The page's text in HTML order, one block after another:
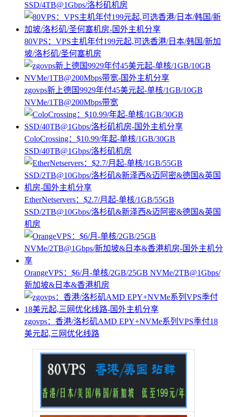
SSD/4TB@1Gbps/洛杉矶机房
80VPS：VPS主机年付199元起,可选香港/日本/韩国/新加
坡/洛杉矶/圣何塞机房
zgovps新上德国9929年付45美元起-单核/1GB/10GB
NVMe/1TB@200Mbps带宽
ColoCrossing：$10.99/年起-单核/1GB/30GB
SSD/40TB@1Gbps/洛杉矶机房
EtherNetservers：$2.7/月起-单核/1GB/55GB
SSD/2TB@10Gbps/洛杉矶&新泽西&迈阿密&德国&英国
机房
OrangeVPS：$6/月-单核/2GB/25GB NVMe/2TB@1Gbps/
新加坡&日本&香港机房
zgovps：香港/洛杉矶AMD EPY+NVMe系列VPS季付18
美元起,三网优化线路